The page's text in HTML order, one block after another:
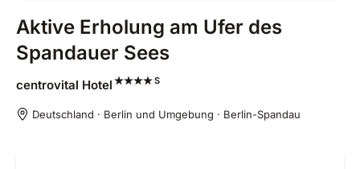
Aktive Erholung am Ufer des
Spandauer Sees
centrovital Hotel S
Deutschland · Berlin und Umgebung · Berlin-Spandau